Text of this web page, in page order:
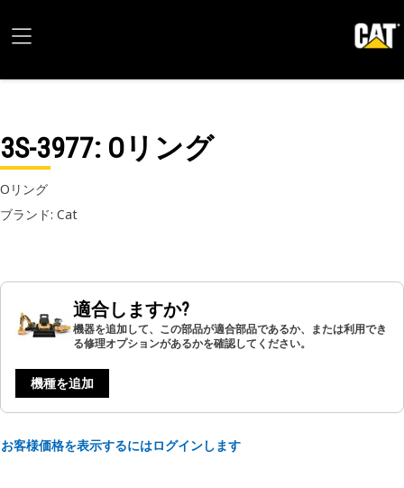
3S-3977: Oリング
Oリング
ブランド: Cat
適合しますか?
機器を追加して、この部品が適合部品であるか、または利用でき
る修理オプションがあるかを確認してください。
機種を追加
お客様価格を表示するにはログインします